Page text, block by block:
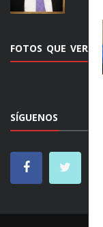
FOTOS QUE VER
SÍGUENOS